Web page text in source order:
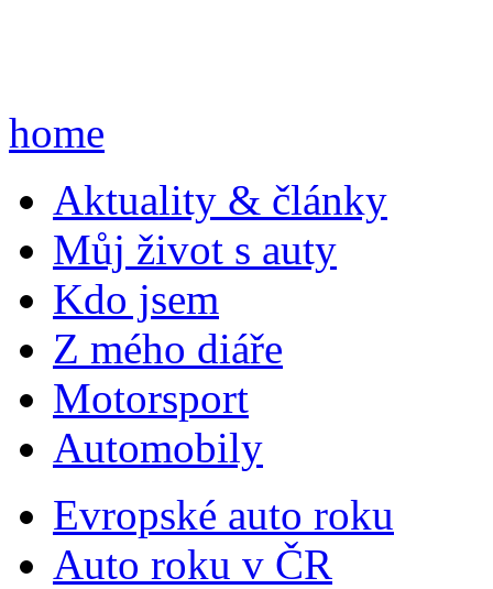
home
Aktuality & články
Můj život s auty
Kdo jsem
Z mého diáře
Motorsport
Automobily
Evropské auto roku
Auto roku v ČR